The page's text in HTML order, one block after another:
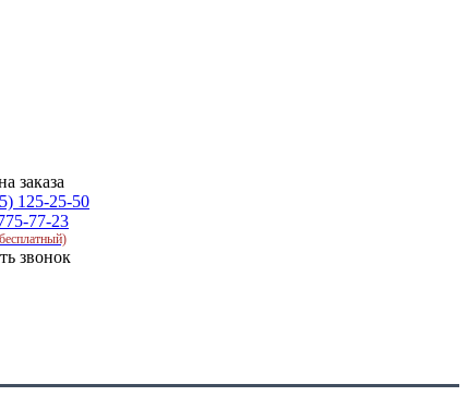
заказа
125-25-50
77-23
звонок